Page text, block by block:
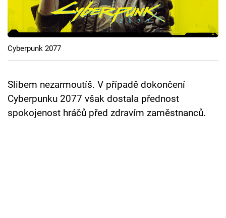
Cool Esport
Pořady
TV Program
Sledujte prima+
Přihlášení
Cyberpunk 2077
Slibem nezarmoutíš. V případě dokončení
Cyberpunku 2077 však dostala přednost
spokojenost hráčů před zdravím zaměstnanců.